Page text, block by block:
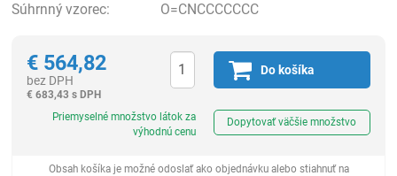
Súhrnný vzorec:
O=CNCCCCCCC
€ 564,82
bez DPH
€ 683,43 s DPH
Do košíka
Priemyselné množstvo látok za
výhodnú cenu
Dopytovať väčšie množstvo
Obsah košíka je možné odoslať ako objednávku alebo stiahnuť na